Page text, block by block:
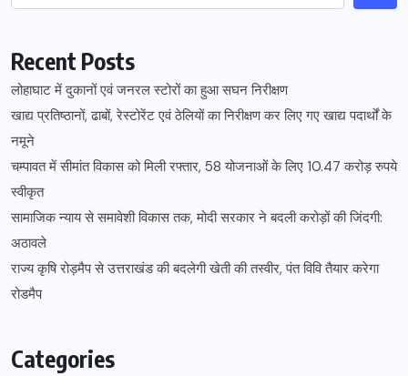
Recent Posts
लोहाघाट में दुकानों एवं जनरल स्टोरों का हुआ सघन निरीक्षण
खाद्य प्रतिष्ठानों, ढाबों, रेस्टोरेंट एवं ठेलियों का निरीक्षण कर लिए गए खाद्य पदार्थों के
नमूने
चम्पावत में सीमांत विकास को मिली रफ्तार, 58 योजनाओं के लिए 10.47 करोड़ रुपये
स्वीकृत
सामाजिक न्याय से समावेशी विकास तक, मोदी सरकार ने बदली करोड़ों की जिंदगी:
अठावले
राज्य कृषि रोड़मैप से उत्तराखंड की बदलेगी खेती की तस्वीर, पंत विवि तैयार करेगा
रोडमैप
Categories